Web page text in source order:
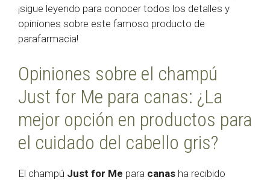
¡sigue leyendo para conocer todos los detalles y
opiniones sobre este famoso producto de
parafarmacia!
Opiniones sobre el champú
Just for Me para canas: ¿La
mejor opción en productos para
el cuidado del cabello gris?
El champú Just for Me para canas ha recibido